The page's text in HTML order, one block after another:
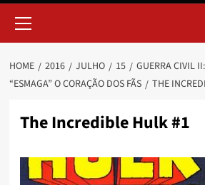
HOME 2016 JULHO 15
GUERRA CIVIL
“ESMAGA” O CORAÇÃO DOS FÃS
THE
The Incredible Hulk #1